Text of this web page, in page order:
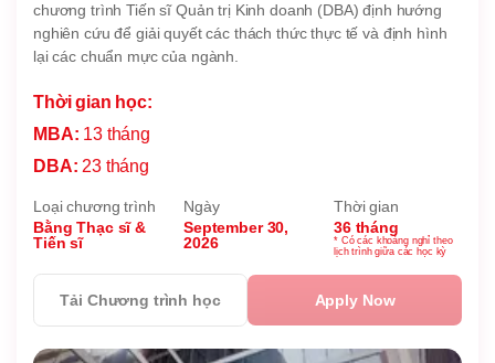
chương trình Tiến sĩ Quản trị Kinh doanh (DBA) định hướng
nghiên cứu để giải quyết các thách thức thực tế và định hình
lại các chuẩn mực của ngành.
Thời gian học:
MBA: 13 tháng
DBA: 23 tháng
Loại chương trình
Bằng Thạc sĩ &
Tiến sĩ
Ngày
September 30,
2026
Thời gian
36 tháng
* Có các khoảng nghỉ theo
lịch trình giữa các học kỳ
Apply Now
Tải Chương trình học